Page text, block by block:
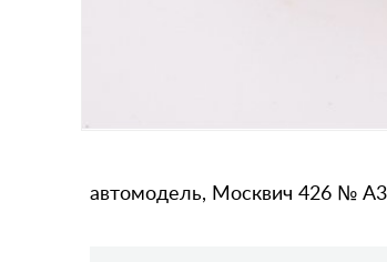
автомодель, Москвич 426 №